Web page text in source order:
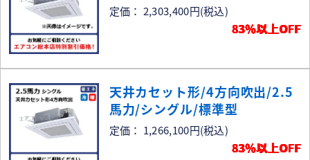
定価： 2,303,400円(税込)
83％以上OFF
天井カセット形/4方向吹出/2.5
馬力/シングル/標準型
定価： 1,266,100円(税込)
83％以上OFF